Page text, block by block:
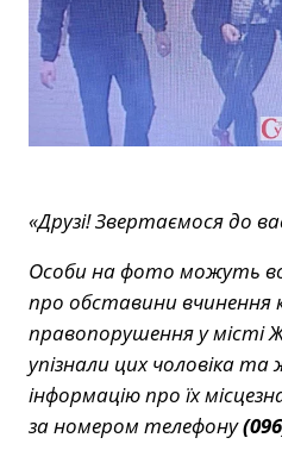
«Друзі! Звертаємося до
Особи на фото можуть
про обставини вчинення
правопорушення у місті
упізнали цих чоловіка
інформацію про їх
за номером телефону